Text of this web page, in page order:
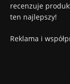
recenzuje
ten najlepszy!
Reklama i